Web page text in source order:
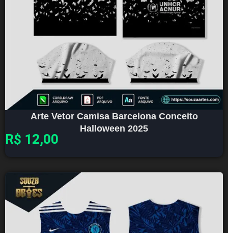
Arte Vetor Camisa Barcelona Conceito
Halloween 2025
R$ 12,00